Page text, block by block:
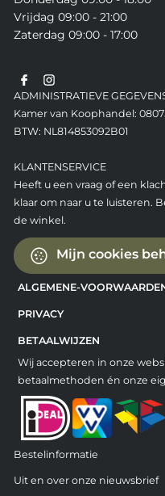
Vrijdag 09:00 - 21:00
Zaterdag 09:00 - 17:00
ADMINISTRATIEVE
Kamer van Koophandel:
BTW: NL814853092B01
KLANTENSERVICE
Heeft u een vraag of een
klaar om naar u te luisteren.
de winkel.
Mijn cookies
ALGEMENE-
PRIVACY
BETAALWIJZEN
Wij accepteren in onze
betaalmethoden én onze
Bestelinformatie
Uit en over onze nieuwsbrief